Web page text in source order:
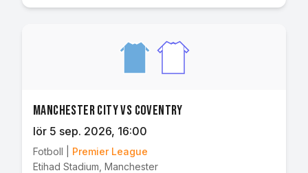
Manchester City vs Coventry
lör 5 sep. 2026, 16:00
Fotboll
Premier League
Etihad Stadium Manchester